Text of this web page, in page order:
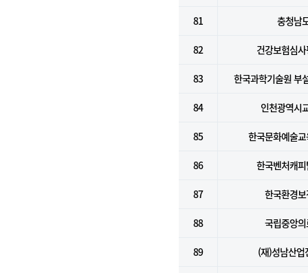
81 충청남
82 건강보험심
83 한국과학기술원 부
84 인천광역시
85 한국문화예술
86 한국벤처캐
87 한국환경
88 국립중앙
89 (재)성남산업